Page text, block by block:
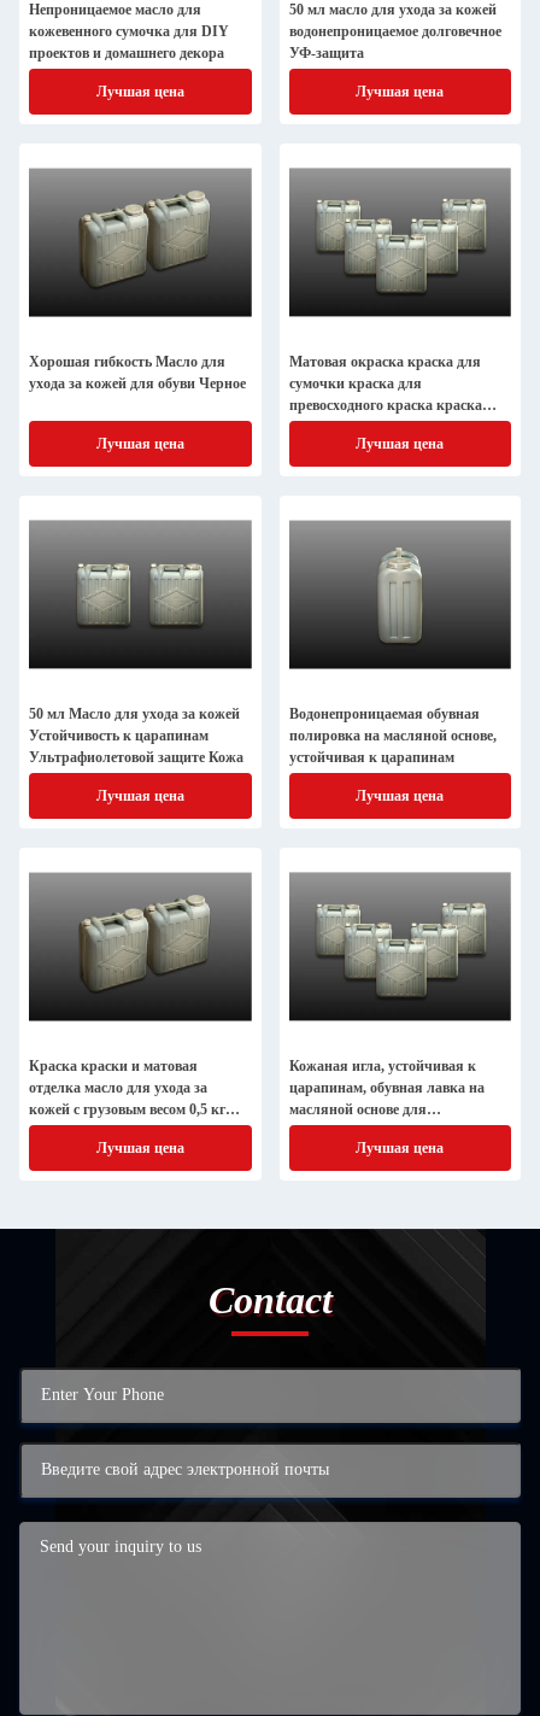
Непроницаемое масло для
кожевенного сумочка для DIY
проектов и домашнего декора
Лучшая цена
50 мл масло для ухода за кожей
водонепроницаемое долговечное
УФ-защита
Лучшая цена
Хорошая гибкость Масло для
ухода за кожей для обуви Черное
Лучшая цена
Матовая окраска краска для
сумочки краска для
превосходного краска краска
черная
Лучшая цена
50 мл Масло для ухода за кожей
Устойчивость к царапинам
Ультрафиолетовой защите Кожа
Лучшая цена
Водонепроницаемая обувная
полировка на масляной основе,
устойчивая к царапинам
Лучшая цена
Краска краски и матовая
отделка масло для ухода за
кожей с грузовым весом 0,5 кг
обувь
Лучшая цена
Кожаная игла, устойчивая к
царапинам, обувная лавка на
масляной основе для
долговременной работы
Лучшая цена
Contact